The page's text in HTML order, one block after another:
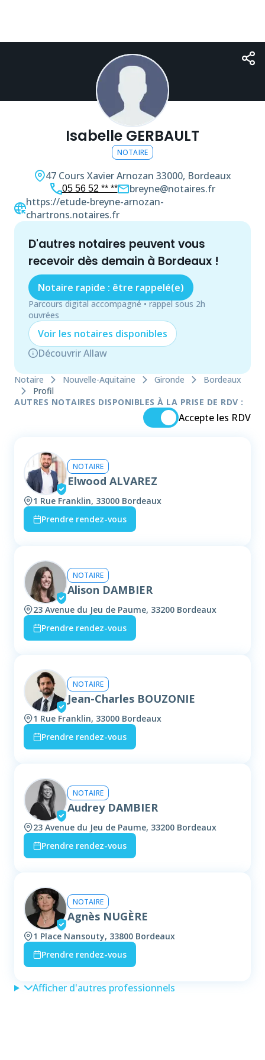
Isabelle GERBAULT
NOTAIRE
47 Cours Xavier Arnozan 33000, Bordeaux
05 56 52 ** **
breyne@notaires.fr
https://etude-breyne-arnozan-
chartrons.notaires.fr
d'autres notaires peuvent vous
recevoir dès demain à Bordeaux !
Notaire rapide : être rappelé(e)
Parcours digital accompagné • rappel sous 2h
ouvrées
Voir les notaires disponibles
Découvrir Allaw
Notaire Nouvelle-Aquitaine Gironde
Bordeaux
Profil
AUTRES NOTAIRES DISPONIBLES À LA PRISE DE RDV :
Accepte les RDV
NOTAIRE
Elwood ALVAREZ
1 Rue Franklin, 33000 Bordeaux
Prendre rendez-vous
NOTAIRE
Alison DAMBIER
23 Avenue du Jeu de Paume, 33200 Bordeaux
Prendre rendez-vous
NOTAIRE
Jean-Charles BOUZONIE
1 Rue Franklin, 33000 Bordeaux
Prendre rendez-vous
NOTAIRE
Audrey DAMBIER
23 Avenue du Jeu de Paume, 33200 Bordeaux
Prendre rendez-vous
NOTAIRE
Agnès NUGÈRE
1 Place Nansouty, 33800 Bordeaux
Prendre rendez-vous
Afficher d'autres professionnels